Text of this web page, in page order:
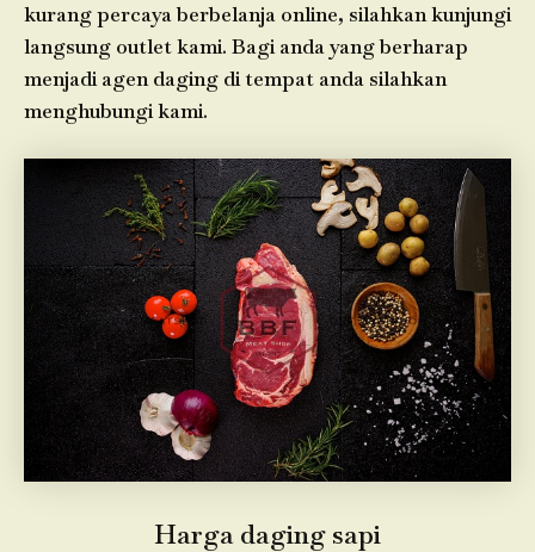
kurang percaya berbelanja online, silahkan kunjungi
langsung outlet kami. Bagi anda yang berharap
menjadi agen daging di tempat anda silahkan
menghubungi kami.
Harga daging sapi